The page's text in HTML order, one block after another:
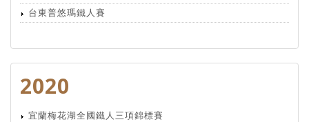
台東普悠瑪鐵人賽
2020
宜蘭梅花湖全國鐵人三項錦標賽